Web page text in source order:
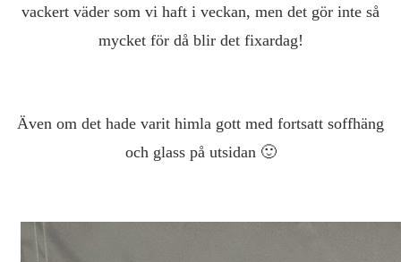
vackert väder som vi haft i veckan, men det gör inte så
mycket för då blir det fixardag!
Även om det hade varit himla gott med fortsatt soffhäng
och glass på utsidan 🙂